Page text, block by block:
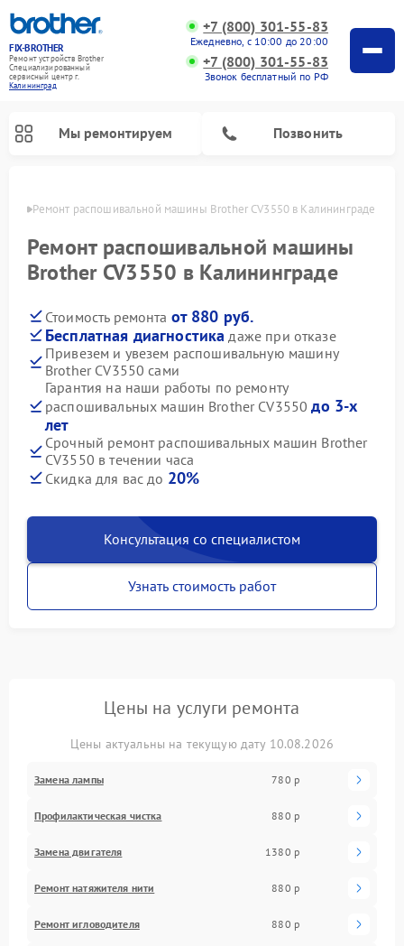
FIX-BROTHER
Ремонт устройств Brother
Специализированный
cервисный центр г.
Калининград
+7 (800) 301-55-83
Ежедневно, с 10:00 до 20:00
+7 (800) 301-55-83
Звонок бесплатный по РФ
Мы ремонтируем Позвонить
Ремонт распошивальной машины Brother CV3550 в Калининграде
Ремонт распошивальной машины
Brother CV3550 в Калининграде
Стоимость ремонта от 880 руб.
Бесплатная диагностика даже при отказе
Привезем и увезем распошивальную машину
Brother CV3550 сами
Гарантия на наши работы по ремонту
распошивальных машин Brother CV3550до 3-х
лет
Срочный ремонт распошивальных машин Brother
CV3550 в течении часа
Скидка для вас до 20%
Консультация со специалистом
Узнать стоимость работ
Цены на услуги ремонта
Цены актуальны на текущую дату 10.08.2026
Замена лампы 780 р
Профилактическая чистка 880 р
Замена двигателя 1380 р
Ремонт натяжителя нити 880 р
Ремонт игловодителя 880 р